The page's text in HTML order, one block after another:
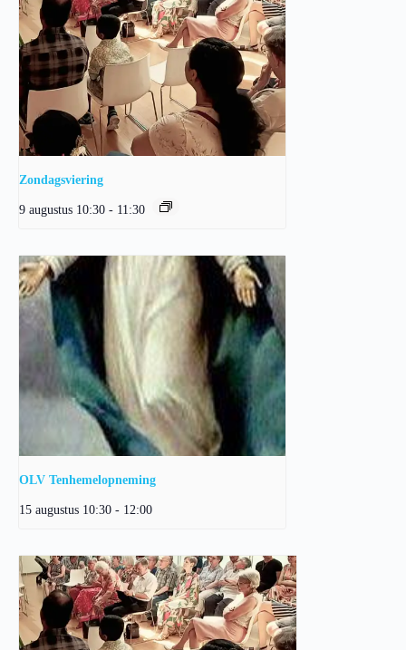
Zondagsviering
9 augustus 10:30 - 11:30
OLV Tenhemelopneming
15 augustus 10:30 - 12:00